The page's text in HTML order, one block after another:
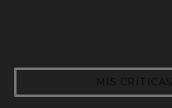
MIS CRÍTICAS